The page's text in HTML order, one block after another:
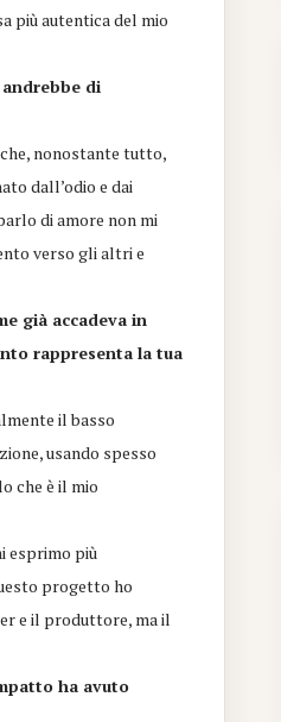
più autentica del mio
di
nonostante tutto,
dall’odio e dai
di amore non mi
verso gli altri e
già accadeva in
rappresenta la tua
il basso
usando spesso
che è il mio
esprimo più
progetto ho
e il produttore, ma il
ha avuto